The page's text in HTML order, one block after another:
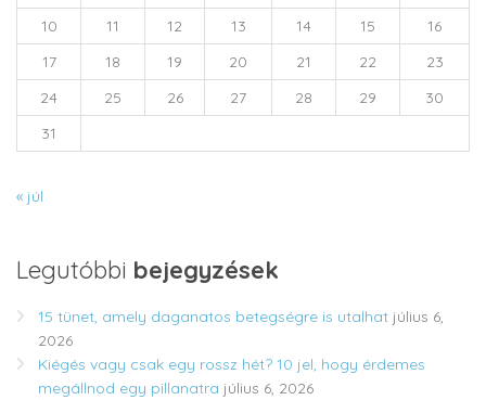
10
11 12 13 14 15
16
17
18 19 20 21 22
23
24
25 26 27 28 29
30
31
« júl
Legutóbbi bejegyzések
15 tünet, amely daganatos betegségre is utalhat július 6,
2026
Kiégés vagy csak egy rossz hét? 10 jel, hogy érdemes
megállnod egy pillanatra július 6, 2026